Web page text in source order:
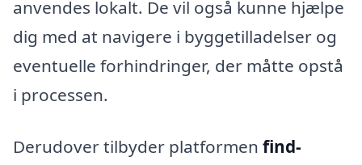
anvendes lokalt. De vil også kunne hjælpe
dig med at navigere i byggetilladelser og
eventuelle forhindringer, der måtte opstå
i processen.
Derudover tilbyder platformen find-